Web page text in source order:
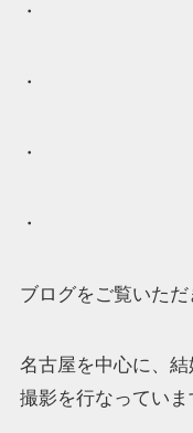
・
・
・
・
ブログをご覧いただ
名古屋を中心に、
撮影を行なっていま